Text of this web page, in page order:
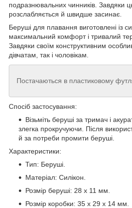
подразнювальних чинників. Завдяки
розслабляється й швидше засинає.
Беруші для плавання виготовлені із
максимальний комфорт і тривалий
Завдяки своїм конструктивним
дівчатам, так і чоловікам.
Постачаються в пластиковому
Спосіб застосування:
Візьміть беруші за тримач і
злегка прокручуючи. Після
й за потреби промити беруші.
Характеристики:
Тип: Беруші.
Матеріал: Силікон.
Розмір беруші: 28 х 11 мм.
Розмір коробки: 35 х 29 х 14 мм.